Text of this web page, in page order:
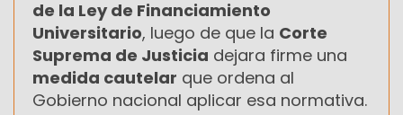
de la Ley de Financiamiento
Universitario, luego de que la Corte
Suprema de Justicia dejara firme una
medida cautelar que ordena al
Gobierno nacional aplicar esa normativa.